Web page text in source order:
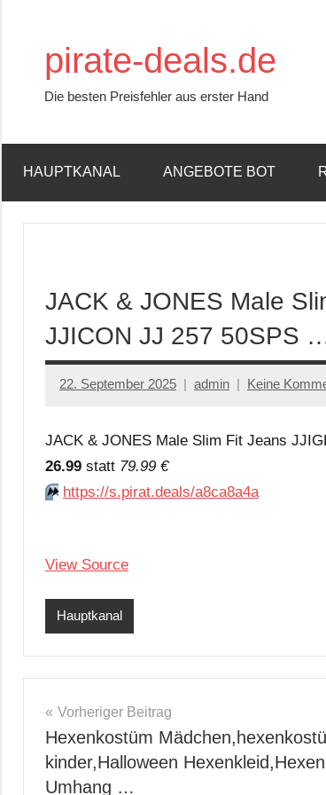
springenpirate-deals.de
Die besten Preisfehler aus erster Hand
HAUPTKANAL ANGEBOTE BOT
JACK & JONES Male
JJICON JJ 257 50SPS
22. September 2025 admin Keine
JACK & JONES Male Slim Fit Jeans
26.99 statt 79.99 €
⏩️ https://s.pirat.deals/a8ca8a4a
View Source
Hauptkanal
Beitragsnavigation
Vorheriger Beitrag
Hexenkostüm
kinder,Halloween
Umhang …